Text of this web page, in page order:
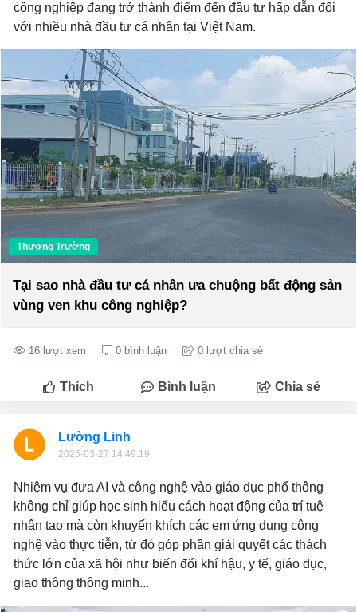
công nghiệp đang trở thành điểm đến đầu tư hấp dẫn đối
với nhiều nhà đầu tư cá nhân tại Việt Nam.
Thương Trường
Tại sao nhà đầu tư cá nhân ưa chuộng bất động sản
vùng ven khu công nghiệp?
16 lượt xem 0 bình luận 0 lượt chia sẻ
Thích Bình luận Chia sẻ
Lường Linh
2025-03-27 14:49:19
Nhiệm vụ đưa AI và công nghệ vào giáo dục phổ thông
không chỉ giúp học sinh hiểu cách hoạt động của trí tuệ
nhân tạo mà còn khuyến khích các em ứng dụng công
nghệ vào thực tiễn, từ đó góp phần giải quyết các thách
thức lớn của xã hội như biến đổi khí hậu, y tế, giáo dục,
giao thông thông minh...